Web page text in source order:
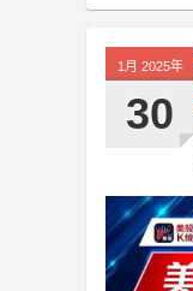
1月 2025年
30